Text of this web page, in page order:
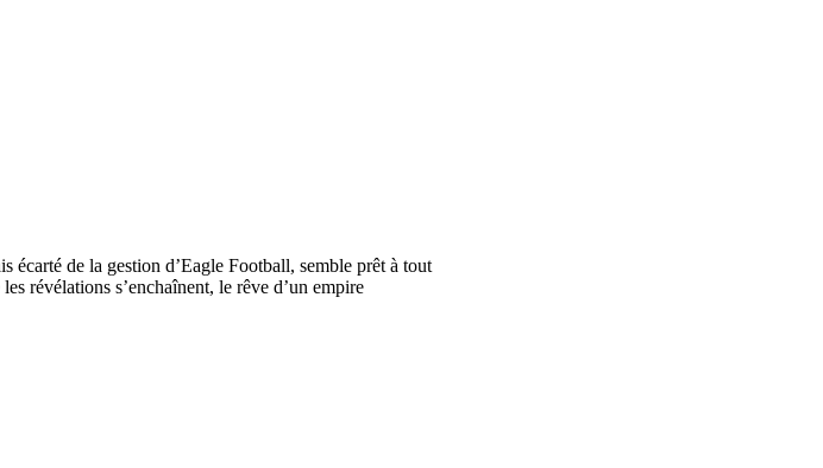
écarté de la gestion d’Eagle Football, semble prêt à tout
révélations s’enchaînent, le rêve d’un empire